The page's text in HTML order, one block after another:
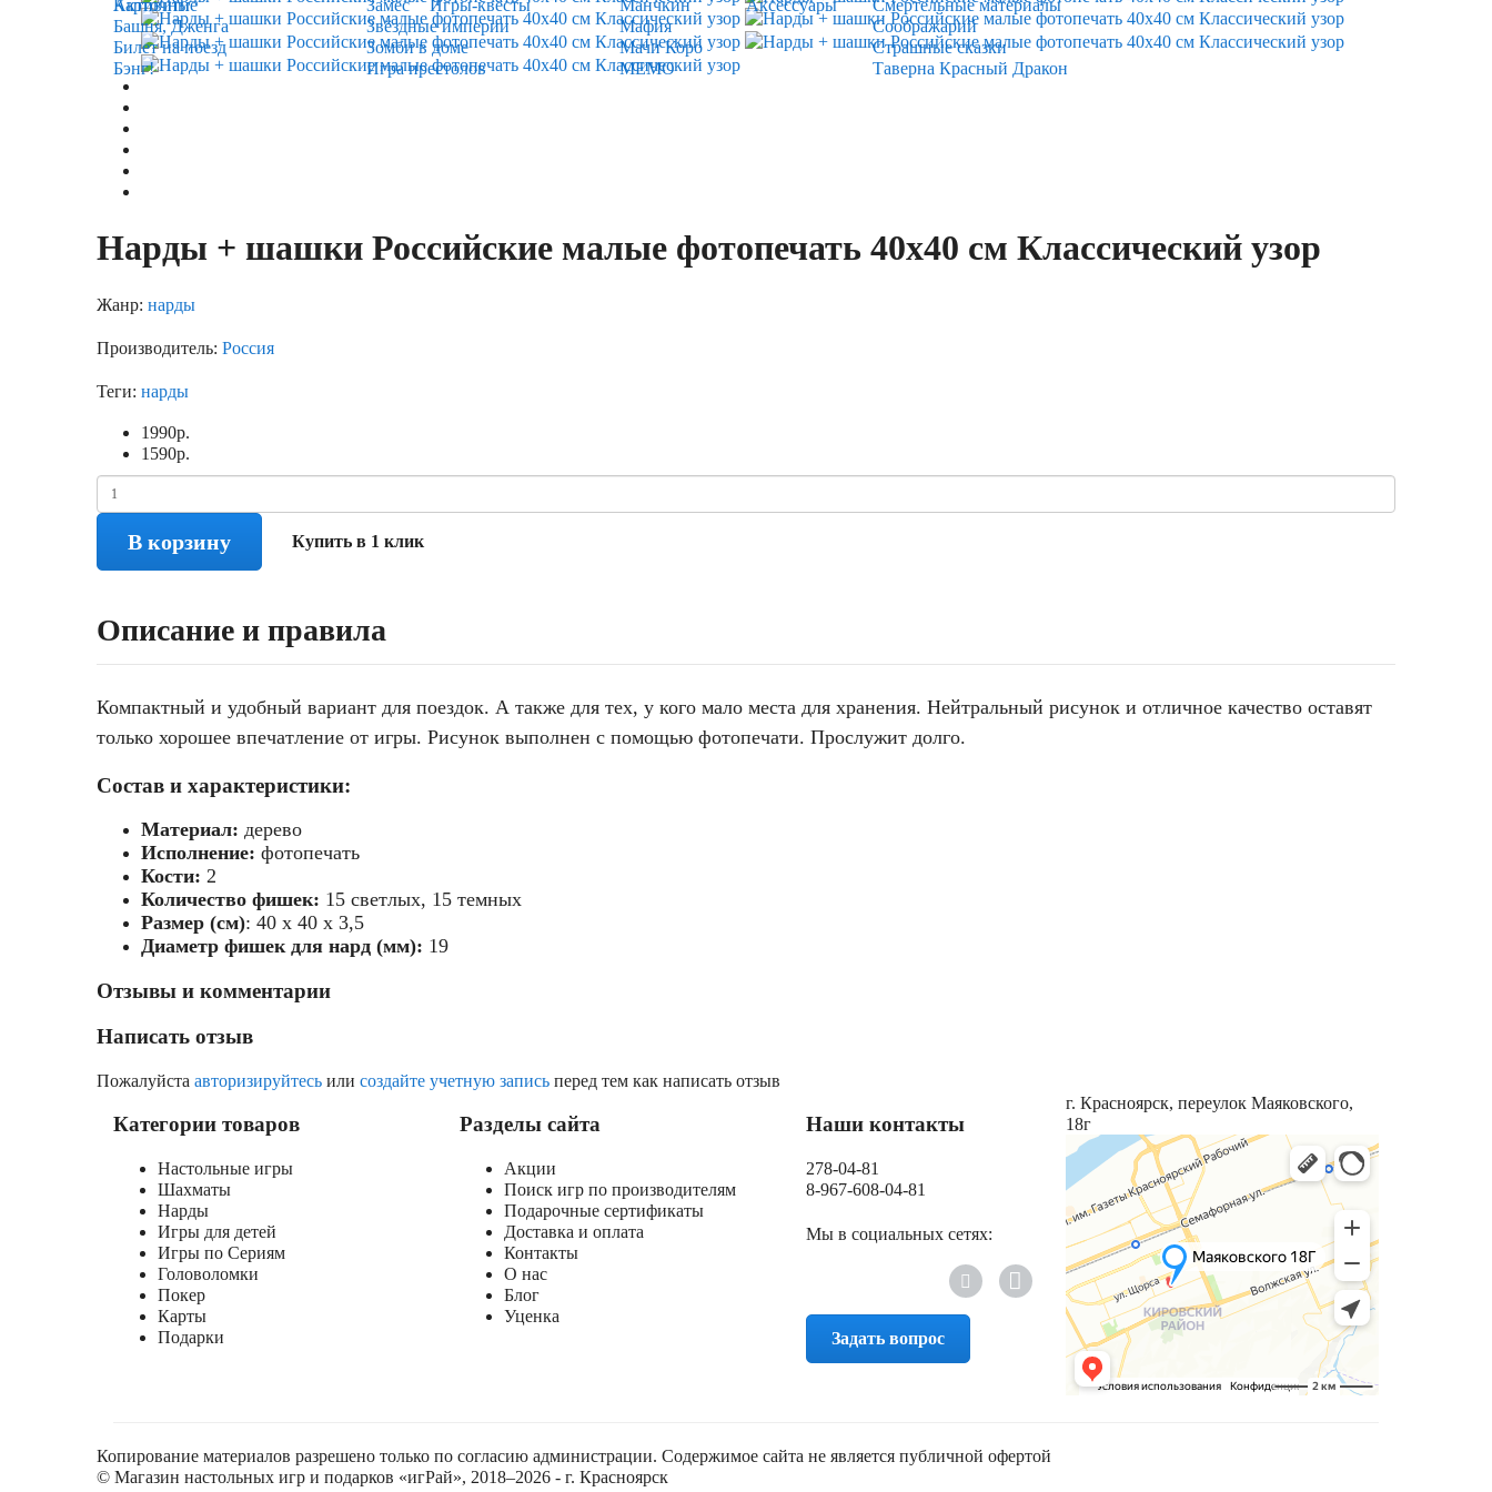
Карточные
Игры-квесты
Аксессуары
Активити
Башня, Дженга
Билет на поезд
Бэнг!
Замес
Звёздные империи
Зомби в доме
Игра престолов
Манчкин
Мафия
Мачи Коро
МЕМО
Смертельные материалы
Соображарий
Страшные сказки
Таверна Красный Дракон
Нарды + шашки Российские малые фотопечать 40х40 см Классический узор
Жанр: нарды
Производитель: Россия
Теги: нарды
1990р.
1590р.
В корзину Купить в 1 клик
Описание и правила
Компактный и удобный вариант для поездок. А также для тех, у кого мало места для хранения. Нейтральный рисунок и отличное качество оставят
только хорошее впечатление от игры. Рисунок выполнен с помощью фотопечати. Прослужит долго.
Состав и характеристики:
Материал: дерево
Исполнение: фотопечать
Кости: 2
Количество фишек: 15 светлых, 15 темных
Размер (см): 40 х 40 х 3,5
Диаметр фишек для нард (мм): 19
Отзывы и комментарии
Написать отзыв
Пожалуйста авторизируйтесь или создайте учетную запись перед тем как написать отзыв
Категории товаров
Настольные игры
Шахматы
Нарды
Игры для детей
Игры по Сериям
Головоломки
Покер
Карты
Подарки
Разделы сайта
Акции
Поиск игр по производителям
Подарочные сертификаты
Доставка и оплата
Контакты
О нас
Блог
Уценка
Наши контакты
278-04-81
8-967-608-04-81
Мы в социальных сетях:
Задать вопрос
г. Красноярск, переулок Маяковского,
18г
Копирование материалов разрешено только по согласию администрации. Содержимое сайта не является публичной офертой
© Магазин настольных игр и подарков «игРай», 2018–2026 - г. Красноярск